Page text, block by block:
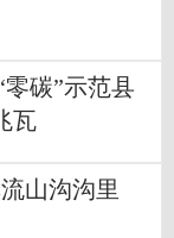
碳”示范县
瓦
山沟沟里